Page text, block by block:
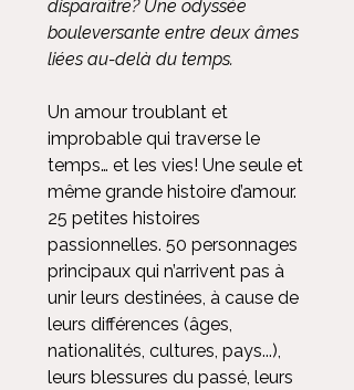
disparaître? Une odyssée
bouleversante entre deux âmes
liées au-delà du temps.
Un amour troublant et
improbable qui traverse le
temps… et les vies! Une seule et
même grande histoire d’amour.
25 petites histoires
passionnelles. 50 personnages
principaux qui n’arrivent pas à
unir leurs destinées, à cause de
leurs différences (âges,
nationalités, cultures, pays...),
leurs blessures du passé, leurs